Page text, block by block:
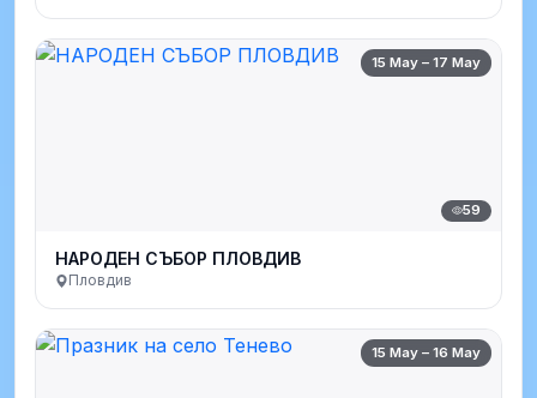
15 May – 17 May
59
НАРОДЕН СЪБОР ПЛОВДИВ
Пловдив
15 May – 16 May